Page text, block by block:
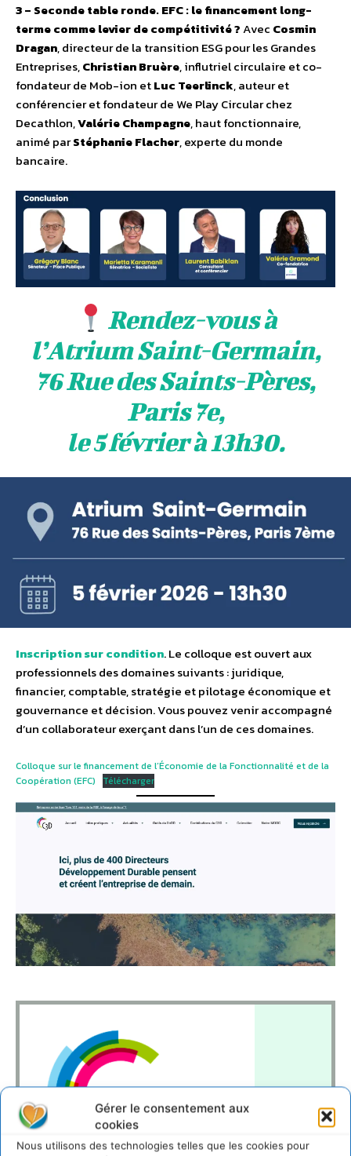
Gérer le consentement aux
cookies
Nous utilisons des technologies telles que les cookies pour
3 – Seconde table ronde. EFC : le financement long-
terme comme levier de compétitivité ?Avec Cosmin
Dragan, directeur de la transition ESG pour les Grandes
Entreprises,Christian Bruère, influtriel circulaire et co-
fondateur de Mob-ion etLuc Teerlinck, auteur et
conférencier et fondateur de We Play Circular chez
Decathlon,Valérie Champagne, haut fonctionnaire,
animé parStéphanie Flacher, experte du monde
bancaire.
Rendez-vous à
l’Atrium Saint-Germain,
76 Rue des Saints-Pères,
Paris 7e,
le 5 février à 13h30.
Inscription sur condition. Le colloque est ouvert aux
professionnels des domaines suivants : juridique,
financier, comptable, stratégie et pilotage économique et
gouvernance et décision. Vous pouvez venir accompagné
d’un collaborateur exerçant dans l’un de ces domaines.
Colloque sur le financement de l’Économie de la Fonctionnalité et de la
Coopération (EFC)
Télécharger